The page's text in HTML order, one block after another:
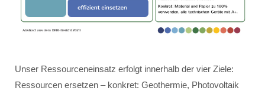
Unser Ressourceneinsatz erfolgt innerhalb der vier Ziele:
Ressourcen ersetzen – konkret: Geothermie, Photovoltaik